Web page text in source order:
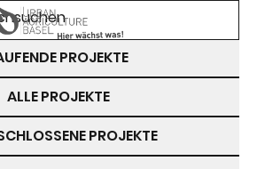
ZUM MITMACHEN
PROJEKTE
ALLE PROJEKTE
PROJEKTE